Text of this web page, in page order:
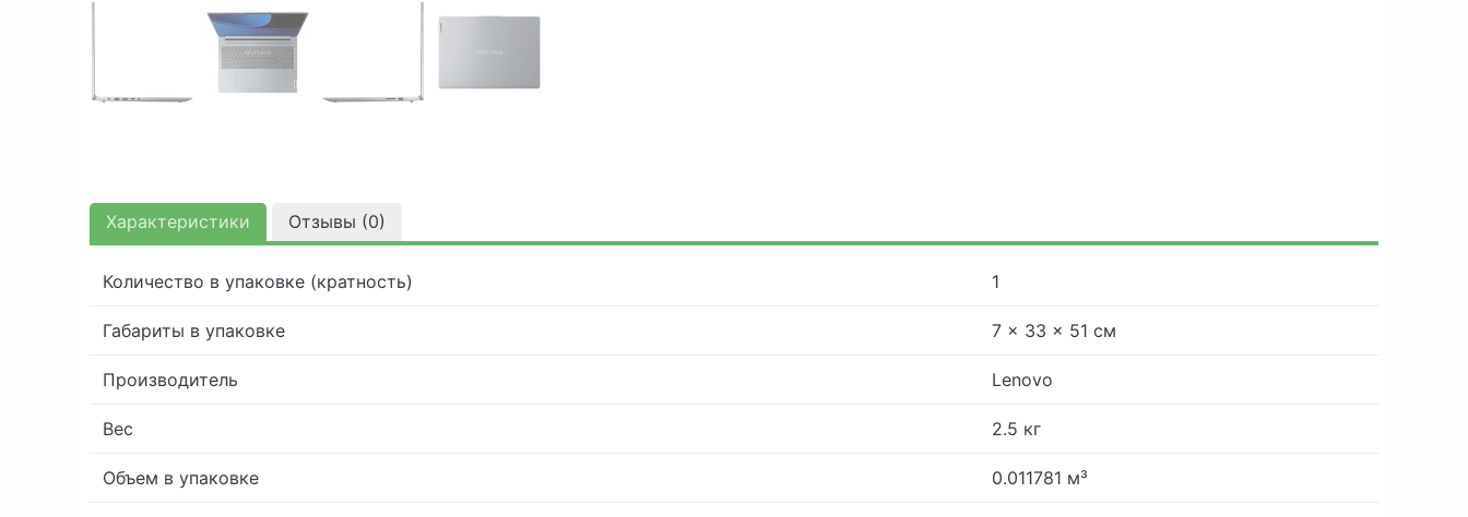
Характеристики Отзывы (0)
Количество в упаковке (кратность) 1
Габариты в упаковке 7 × 33 × 51 см
Производитель Lenovo
Вес 2.5 кг
Объем в упаковке 0.011781 м³